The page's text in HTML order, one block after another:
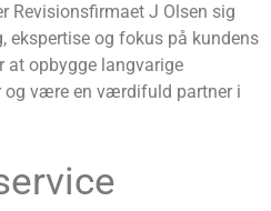
Revisionsfirmaet J Olsen sig
ekspertise og fokus på kundens
at opbygge langvarige
og være en værdifuld partner i